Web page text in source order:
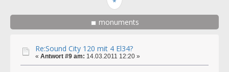
monuments
Re:Sound City 120 mit 4 El34?
« Antwort #9 am: 14.03.2011 12:20 »